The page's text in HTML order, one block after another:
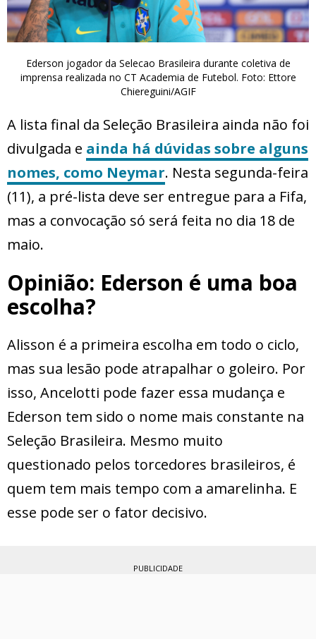
Ederson jogador da Selecao Brasileira durante coletiva de
imprensa realizada no CT Academia de Futebol. Foto: Ettore
Chiereguini/AGIF
A lista final da Seleção Brasileira ainda não foi
divulgada e ainda há dúvidas sobre alguns
nomes, como Neymar. Nesta segunda-feira
(11), a pré-lista deve ser entregue para a Fifa,
mas a convocação só será feita no dia 18 de
maio.
Opinião: Ederson é uma boa
escolha?
Alisson é a primeira escolha em todo o ciclo,
mas sua lesão pode atrapalhar o goleiro. Por
isso, Ancelotti pode fazer essa mudança e
Ederson tem sido o nome mais constante na
Seleção Brasileira. Mesmo muito
questionado pelos torcedores brasileiros, é
quem tem mais tempo com a amarelinha. E
esse pode ser o fator decisivo.
PUBLICIDADE